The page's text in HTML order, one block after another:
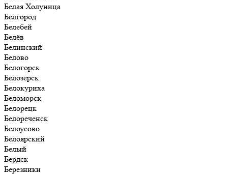
Белая Холуница
Белгород
Белебей
Белёв
Белинский
Белово
Белогорск
Белозерск
Белокуриха
Беломорск
Белорецк
Белореченск
Белоусово
Белоярский
Белый
Бердск
Березники